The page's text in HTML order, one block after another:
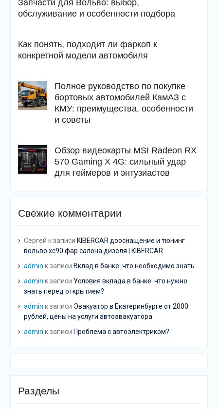
Запчасти для Вольво: выбор,
обслуживание и особенности подбора
Как понять, подходит ли фаркоп к
конкретной модели автомобиля
Полное руководство по покупке
бортовых автомобилей КамАЗ с
КМУ: преимущества, особенности
и советы
Обзор видеокарты MSI Radeon RX
570 Gaming X 4G: сильный удар
для геймеров и энтузиастов
Свежие комментарии
Сергей к записи KIBERCAR дооснащение и тюнинг
вольво хс90 фар салона дизеля | KIBERCAR
admin к записи Вклад в банке: что необходимо знать
admin к записи Условия вклада в банке: что нужно
знать перед открытием?
admin к записи Эвакуатор в Екатеринбурге от 2000
рублей, цены на услуги автоэвакуатора
admin к записи Проблема с автоэлектриком?
Разделы